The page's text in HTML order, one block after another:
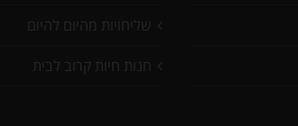
שליחויות מהיום להיום
חנות חיות קרוב לבית